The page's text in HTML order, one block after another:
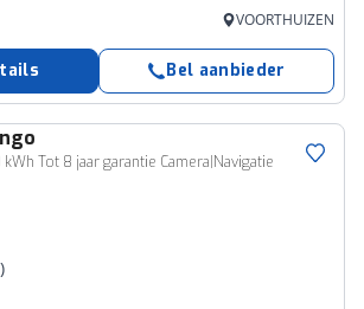
VOORTHUIZEN
Bel aanbieder
Tot 8 jaar garantie Camera|Navigatie